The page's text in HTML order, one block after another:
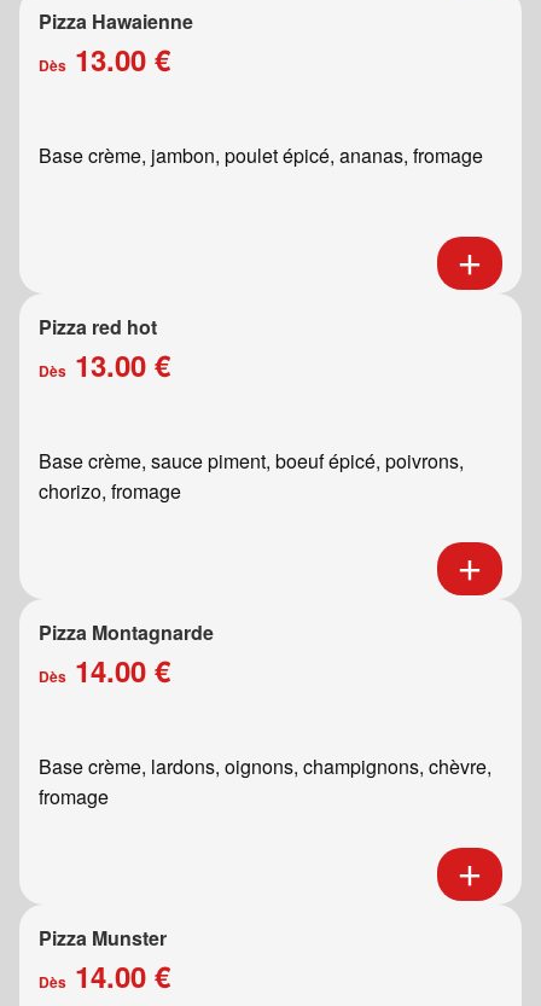
Pizza Hawaienne
Dès 13.00 €
Base crème, jambon, poulet épicé, ananas, fromage
Pizza red hot
Dès 13.00 €
Base crème, sauce piment, boeuf épicé, poivrons,
chorizo, fromage
Pizza Montagnarde
Dès 14.00 €
Base crème, lardons, oignons, champignons, chèvre,
fromage
Pizza Munster
Dès 14.00 €